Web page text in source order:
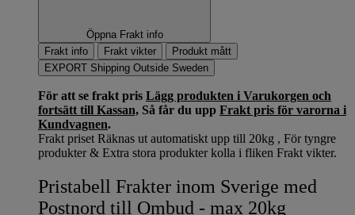
Öppna Frakt info
Frakt info
Frakt vikter
Produkt mått
EXPORT Shipping Outside Sweden
För att se frakt pris Lägg produkten i Varukorgen och
fortsätt till Kassan, Så får du upp Frakt pris för varorna i
Kundvagnen.
Frakt priset Räknas ut automatiskt upp till 20kg , För tyngre
produkter & Extra stora produkter kolla i fliken Frakt vikter.
Pristabell Frakter inom Sverige med
Postnord till Ombud - max 20kg